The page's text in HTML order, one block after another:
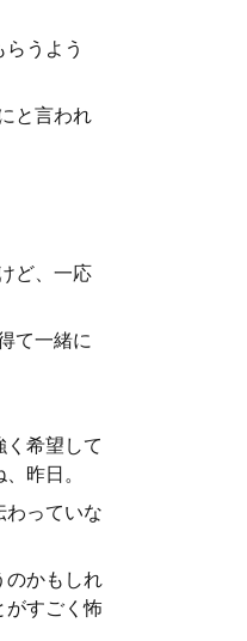
うよう
と言われ
ど、一応
て一緒に
希望して
昨日。
わっていな
のかもしれ
がすごく怖